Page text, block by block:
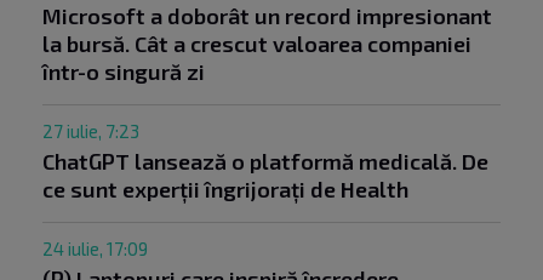
Microsoft a doborât un record impresionant
la bursă. Cât a crescut valoarea companiei
într-o singură zi
27 iulie, 7:23
ChatGPT lansează o platformă medicală. De
ce sunt experții îngrijorați de Health
24 iulie, 17:09